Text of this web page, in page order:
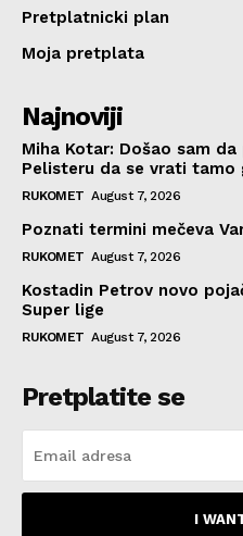
Pretplatnicki plan
Moja pretplata
Najnoviji
Miha Kotar: Došao sam
Pelisteru da se vrati tamo
RUKOMET August 7, 2026
Poznati termini mečeva
RUKOMET August 7, 2026
Kostadin Petrov novo
Super lige
RUKOMET August 7, 2026
Pretplatite se
I